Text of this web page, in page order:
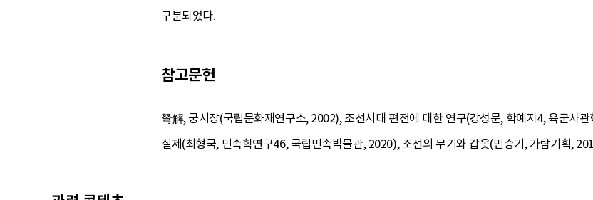
구분되었다.
참고문헌
弩解, 궁시장(국립문화재연구소, 2002), 조선시대 편전에 대한 연구(강성문, 학예지4, 육군사
실제(최형국, 민속학연구46, 국립민속박물관, 2020), 조선의 무기와 갑옷(민승기, 가람기획,